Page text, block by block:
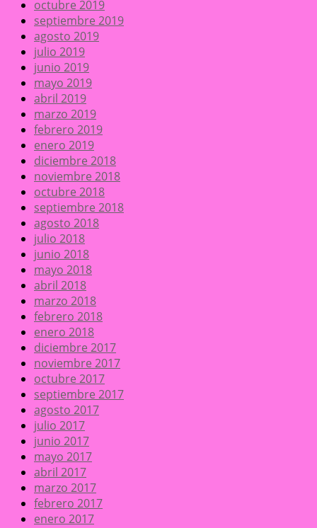
octubre 2019
septiembre 2019
agosto 2019
julio 2019
junio 2019
mayo 2019
abril 2019
marzo 2019
febrero 2019
enero 2019
diciembre 2018
noviembre 2018
octubre 2018
septiembre 2018
agosto 2018
julio 2018
junio 2018
mayo 2018
abril 2018
marzo 2018
febrero 2018
enero 2018
diciembre 2017
noviembre 2017
octubre 2017
septiembre 2017
agosto 2017
julio 2017
junio 2017
mayo 2017
abril 2017
marzo 2017
febrero 2017
enero 2017